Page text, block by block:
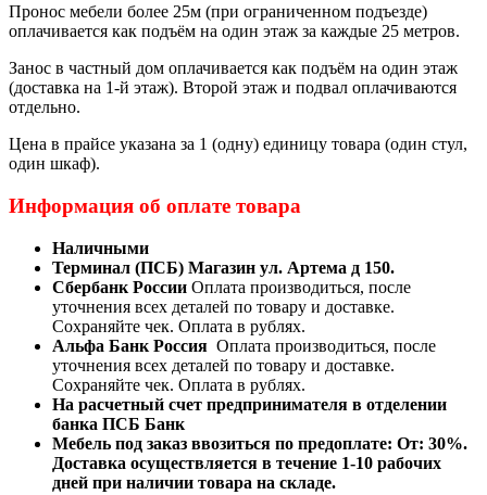
Пронос мебели более 25м (при ограниченном подъезде)
оплачивается как подъём на один этаж за каждые 25 метров.
Занос в частный дом оплачивается как подъём на один этаж
(доставка на 1-й этаж). Второй этаж и подвал оплачиваются
отдельно.
Цена в прайсе указана за 1 (одну) единицу товара (один стул,
один шкаф).
Информация об оплате товара
Наличными
Терминал (ПСБ) Магазин ул. Артема д 150.
Сбербанк России Оплата производиться, после
уточнения всех деталей по товару и доставке.
Сохраняйте чек. Оплата в рублях.
Альфа Банк Россия Оплата производиться, после
уточнения всех деталей по товару и доставке.
Сохраняйте чек. Оплата в рублях.
На расчетный счет предпринимателя в отделении
банка ПСБ Банк
Мебель под заказ ввозиться по предоплате: От: 30%.
Доставка осуществляется в течение 1-10 рабочих
дней при наличии товара на складе.